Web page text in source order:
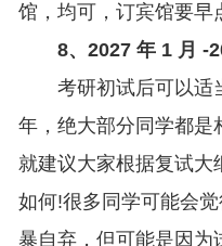
馆，均可，订宾馆要早
8、2027 年 1 月 -
考研初试后可以适
年，绝大部分同学都是
就建议大家根据复试大
如何!很多同学可能会
暴自弃，但可能是因为